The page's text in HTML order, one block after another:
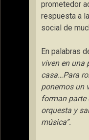
prometedor
respuesta a
social de
En palabras
viven en una
casa…Para
ponemos un
forman parte
orquesta y
música”.